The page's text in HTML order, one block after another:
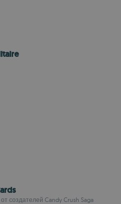
создателей Candy Crush Saga